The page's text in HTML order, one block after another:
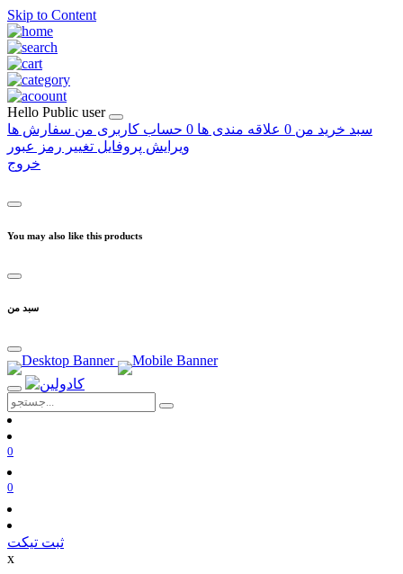
Skip to Content
Hello Public user
سبد خرید من 0 علاقه مندی ها 0 حساب کاربری من سفارش ها
ویرایش پروفایل تغییر رمز عبور
خروج
You may also like this products
سبد من
0
0
ثبت تیکت
x